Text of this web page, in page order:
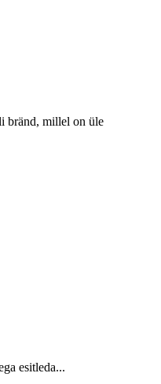
bränd, millel on üle
esitleda...